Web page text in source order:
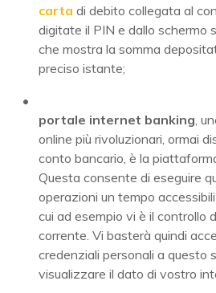
carta di debito collegata al
digitate il PIN e dallo schermo
che mostra la somma
preciso istante;
portale internet banking ,
online più rivoluzionari, ormai
conto bancario, è la
Questa consente di eseguire
operazioni un tempo
cui ad esempio vi è il controllo
corrente. Vi basterà quindi
credenziali personali a questo
visualizzare il dato di vostro